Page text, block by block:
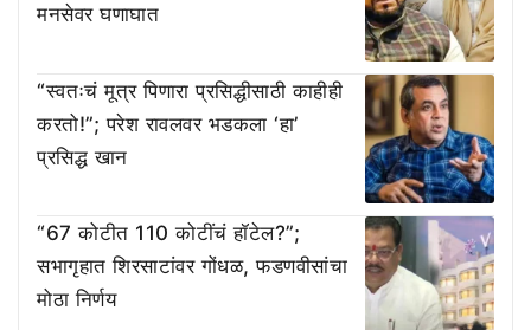
मनसेवर घणाघात
“स्वतःचं मूत्र पिणारा प्रसिद्धीसाठी काहीही
करतो!”; परेश रावलवर भडकला ‘हा’
प्रसिद्ध खान
“67 कोटीत 110 कोटींचं हॉटेल?”;
सभागृहात शिरसाटांवर गोंधळ, फडणवीसांचा
मोठा निर्णय